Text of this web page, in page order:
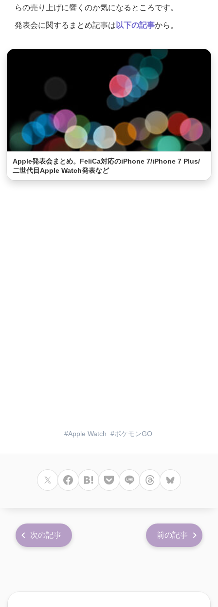
らの売り上げに響くのか気になるところです。
発表会に関するまとめ記事は 以下の記事から。
Apple発表会まとめ。FeliCa対応のiPhone 7/iPhone 7 Plus/
二世代目Apple Watch発表など
Apple Watch ポケモンGO
次の記事 前の記事